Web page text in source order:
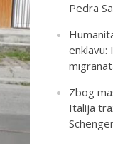
Pedra
enklavu:
Zbog
Italija